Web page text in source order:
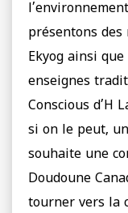
présentons des
Ekyog ainsi
enseignes
Conscious d’H
si on le peut,
souhaite une
Doudoune
tourner vers la